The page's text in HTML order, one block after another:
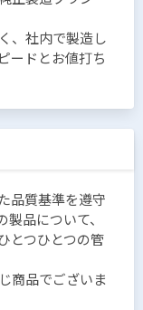
、社内で製造し
ードとお値打ち
品質基準を遵守
品について、
とつひとつの管
商品でございま